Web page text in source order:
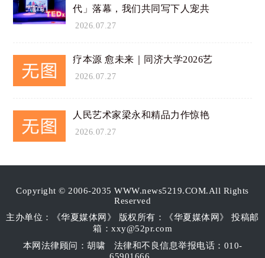
代」落幕，我们共同写下人宠共
2026.07.27
疗本源 愈未来｜同济大学2026艺
2026.07.27
人民艺术家梁永和精品力作惊艳
2026.07.27
Copyright © 2006-2035 WWW.news5219.COM.All Rights
Reserved
主办单位：《华夏媒体网》 版权所有：《华夏媒体网》 投稿邮
箱：xxy@52pr.com
本网法律顾问：胡啸
法律和不良信息举报电话：010-